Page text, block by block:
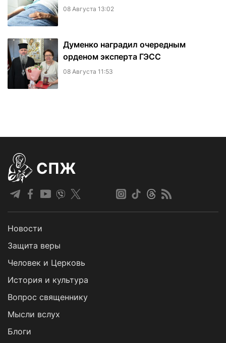
08 Августа 13:02
Думенко наградил очередным
орденом эксперта ГЭСС
08 Августа 11:53
СПЖ
Новости
Защита веры
Человек и Церковь
История и культура
Вопрос священнику
Мысли вслух
Блоги